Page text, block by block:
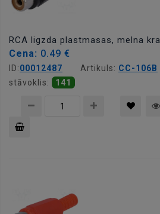
RCA ligzda plastmasas, melna
Cena: 0.49 €
ID:00012487 Artikuls: CC-106B
stāvoklis:
141